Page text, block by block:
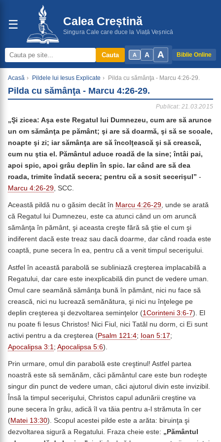
☰ Calea Creștină
Singura Cale care duce la Viață Veșnică
A A A Biblie Online
Cauta
Acasă › Pildele lui Iesus Explicate › Pilda cu sămânţa - Marcu 4:26-29.
Pilda cu sămânţa - Marcu 4:26-29.
Publicat: 21.03.2015
„Şi zicea: Aşa este Regatul lui Dumnezeu, cum are să arunce
un om sămânţa pe pământ; şi are să doarmă, şi să se scoale,
noapte şi zi; iar sămânţa are să încolţească şi să crească,
cum nu ştia el. Pământul aduce roadă de la sine; întâi pai,
apoi spic, apoi grâu deplin în spic. Iar când are să dea
roada, trimite îndată secera; pentru că a sosit secerişul” -
Marcu 4:26-29, SCC.
Această pildă nu o găsim decât în Marcu 4:26-29, unde se arată
că Regatul lui Dumnezeu, este ca atunci când un om aruncă
sămânţa în pământ, şi aceasta creşte fără să ştie el cum şi
indiferent dacă este treaz sau dacă doarme, dar când roada este
coaptă, pune secera în ea, pentru că a venit timpul secerişului.
Astfel în această parabolă se subliniază creşterea implacabilă a
Regatului, dar care este inexplicabilă din punct de vedere uman.
Omul care seamănă sămânţa bună în pământ, nici nu face să
crească, nici nu lucrează semănătura, şi nici nu înţelege pe
deplin creşterea şi dezvoltarea seminţelor (1Corinteni 3:6-7). El
nu poate fi Iesus Christos! Nici Fiul, nici Tatăl nu dorm, ci Ei sunt
activi pentru a da creşterea (Psalm 121:4; Ioan 5:17;
Apocalipsa 3:1 ; Apocalipsa 5:6).
Prin urmare, omul din parabolă este creştinul! Astfel partea
noastră este să semănăm, căci pământul care este bun rodeşte
singur din punct de vedere uman, căci ajutorul divin este invizibil.
Însă la timpul secerişului, Christos capul adunării creştine va
pune secera în grâu, adică îl va tăia pentru a-l strămuta în cer
(Matei 13:30). Scopul acestei pilde este a arăta: biruinţa şi
dezvoltarea sigură a Regatului. Fraza cheie este: „Pământul